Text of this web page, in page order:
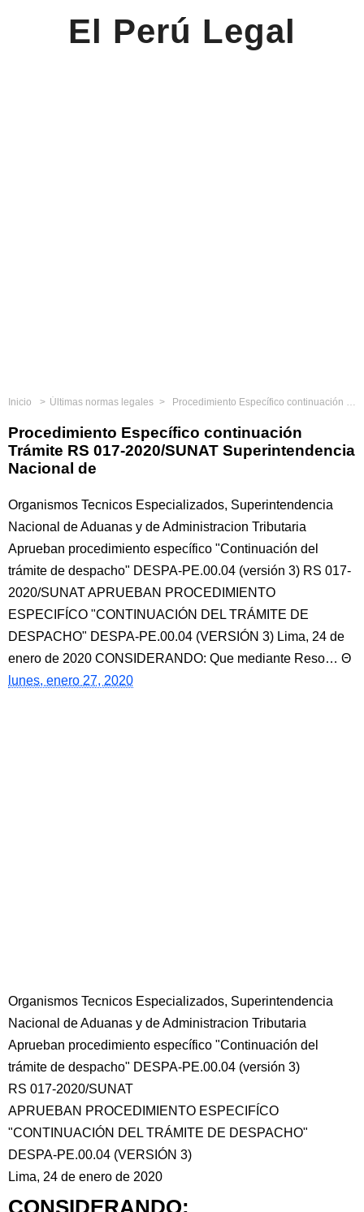
El Perú Legal
Inicio Últimas normas legales Procedimiento Específico continuación Trámite RS 017-2020/SUNAT Superintendencia Nacional de
Procedimiento Específico continuación
Trámite RS 017-2020/SUNAT Superintendencia
Nacional de
Organismos Tecnicos Especializados, Superintendencia
Nacional de Aduanas y de Administracion Tributaria
Aprueban procedimiento específico "Continuación del
trámite de despacho" DESPA-PE.00.04 (versión 3) RS 017-
2020/SUNAT APRUEBAN PROCEDIMIENTO
ESPECIFÍCO "CONTINUACIÓN DEL TRÁMITE DE
DESPACHO" DESPA-PE.00.04 (VERSIÓN 3) Lima, 24 de
enero de 2020 CONSIDERANDO: Que mediante Reso…
lunes, enero 27, 2020
Organismos Tecnicos Especializados, Superintendencia
Nacional de Aduanas y de Administracion Tributaria
Aprueban procedimiento específico "Continuación del
trámite de despacho" DESPA-PE.00.04 (versión 3)
RS 017-2020/SUNAT
APRUEBAN PROCEDIMIENTO ESPECIFÍCO
"CONTINUACIÓN DEL TRÁMITE DE DESPACHO"
DESPA-PE.00.04 (VERSIÓN 3)
Lima, 24 de enero de 2020
CONSIDERANDO: